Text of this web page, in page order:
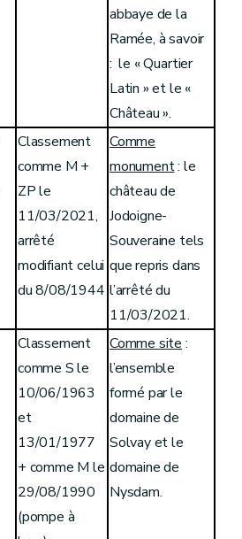
abbaye de la
Ramée, à savoir
: le « Quartier
Latin » et le «
Château ».
Classement
comme M +
ZP le
11/03/2021,
arrêté
modifiant celui
du 8/08/1944
Comme
monument: le
château de
Jodoigne-
Souveraine tels
que repris dans
l’arrêté du
11/03/2021.
Classement
comme S le
10/06/1963
et
13/01/1977
+ comme M le
29/08/1990
(pompe à
Comme site :
l’ensemble
formé par le
domaine de
Solvay et le
domaine de
Nysdam.